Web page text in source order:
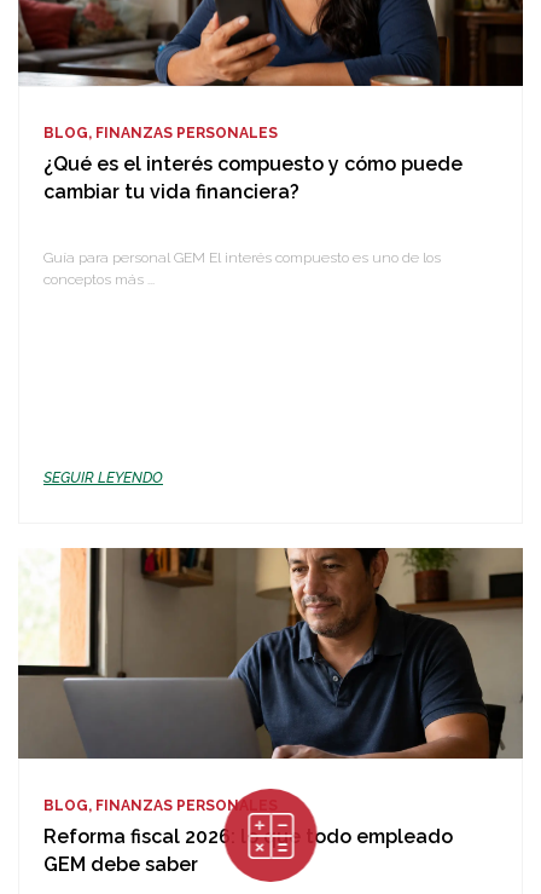
BLOG, FINANZAS PERSONALES
¿Qué es el interés compuesto y cómo puede
cambiar tu vida financiera?
Guía para personal GEM El interés compuesto es uno de los
conceptos más ...
SEGUIR LEYENDO
BLOG, FINANZAS PERSONALES
Reforma fiscal 2026: lo que todo empleado
GEM debe saber